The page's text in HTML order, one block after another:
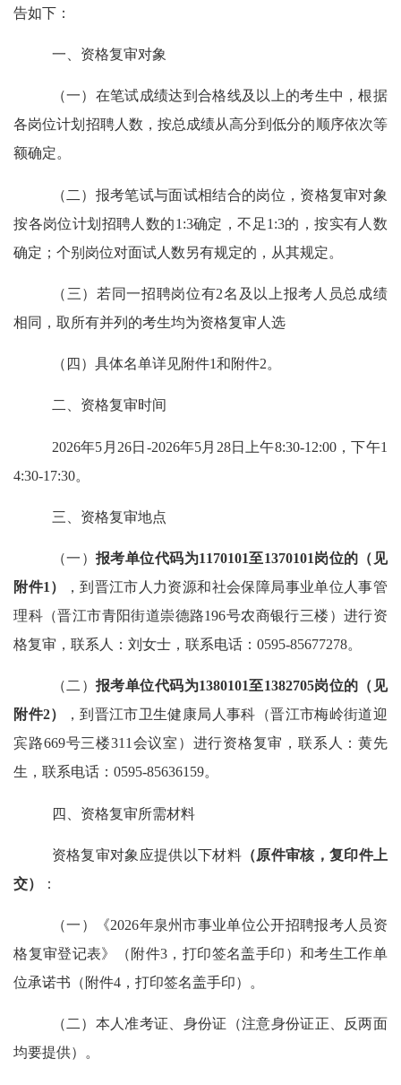
告如下：
一、资格复审对象
（一）在笔试成绩达到合格线及以上的考生中，根据
各岗位计划招聘人数，按总成绩从高分到低分的顺序依次等
额确定。
（二）报考笔试与面试相结合的岗位，资格复审对象
按各岗位计划招聘人数的1:3确定，不足1:3的，按实有人数
确定；个别岗位对面试人数另有规定的，从其规定。
（三） 若同一招聘岗位有2名及以上报考人员总成绩
相同，取所有并列的考生均为资格复审人选
（四） 具体名单详见附件1和附件2。
二、资格复审时间
2026年5 月 26日 -2026年5月 28日上午8:30-12:00，下午1
4:30-17:30。
三、 资格复审地点
（一）报考单位代码为1170101至1370101岗位的（见
附件1 ）
，到晋江市人力资源和社会保障局事业单位人事管
理科（晋江市青阳街道崇德路196号农商银行三楼）进行资
格复审，联系人：刘女士，联系电话：0595-85677278。
（二）报考单位代码为1380101至1382705岗位的（见
附件2）
，到晋江市卫生健康局人事科（晋江市梅岭街道迎
宾路669号三楼311会议室）进行资格复审，联系人：黄先
生，联系电话：0595-85636159。
四、资格复审所需材料
资格复审对象应提供以下材料（原件审核，复印件上
交）
：
（一）《2026年泉州市事业单位公开招聘报考人员资
格复审登记表》（附件3 ，打印签名盖手印）和考生工作单
位承诺书（附件4 ，打印签名盖手印）。
（二）本人准考证、身份证（注意身份证正、反两面
均要提供）。